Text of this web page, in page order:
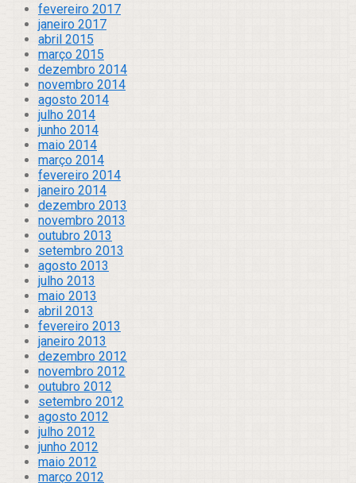
fevereiro 2017
janeiro 2017
abril 2015
março 2015
dezembro 2014
novembro 2014
agosto 2014
julho 2014
junho 2014
maio 2014
março 2014
fevereiro 2014
janeiro 2014
dezembro 2013
novembro 2013
outubro 2013
setembro 2013
agosto 2013
julho 2013
maio 2013
abril 2013
fevereiro 2013
janeiro 2013
dezembro 2012
novembro 2012
outubro 2012
setembro 2012
agosto 2012
julho 2012
junho 2012
maio 2012
março 2012